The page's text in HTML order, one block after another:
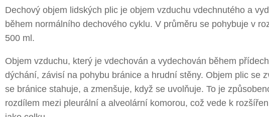
Dechový objem lidských plic je objem vzduchu vdechnutého a
během normálního dechového cyklu. V průměru se pohybuje v
500 ml.
Objem vzduchu, který je vdechován a vydechován během
dýchání, závisí na pohybu bránice a hrudní stěny. Objem plic se
se bránice stahuje, a zmenšuje, když se uvolňuje. To je
rozdílem mezi pleurální a alveolární komorou, což vede k